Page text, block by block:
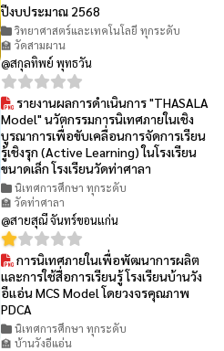
ปีงบประมาณ 2568
วิทยาศาสตร์และเทคโนโลยี ทุกระดับ
🏫 วัดสามผาน
@สกุลทิพย์ พุทธวัน
รายงานผลการดำเนินการ "THASALA
Model" นวัตกรรมการนิเทศภายในเชิง
บูรณาการเพื่อขับเคลื่อนการจัดการเรียน
รู้เชิงรุก (Active Learning) ในโรงเรียน
ขนาดเล็ก โรงเรียนวัดท่าศาลา
นิเทศการศึกษา ทุกระดับ
🏫 วัดท่าศาลา
@สายสุณี จันทร์ขอนแก่น
การนิเทศภายในเพื่อพัฒนาการผลิต
และการใช้สื่อการเรียนรู้ โรงเรียนบ้านวัง
อีแอ่น MCS Model โดยวงจรคุณภาพ
PDCA
นิเทศการศึกษา ทุกระดับ
🏫 บ้านวังอีแอ่น